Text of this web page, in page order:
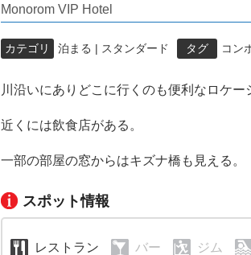
Monorom VIP Hotel
カテゴリ 泊まる | スタンダード タグ コン
川沿いにありどこに行くのも便利なロケー
近くには飲食店がある。
一部の部屋の窓からはキズナ橋も見える。
スポット情報
レストラン バー ジム